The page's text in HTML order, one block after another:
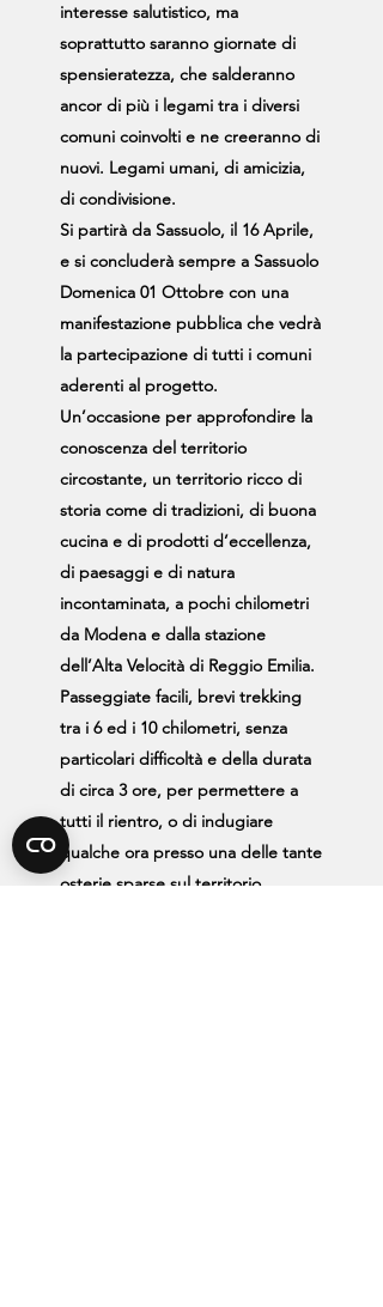
interesse salutistico, ma
soprattutto saranno giornate di
spensieratezza, che salderanno
ancor di più i legami tra i diversi
comuni coinvolti e ne creeranno di
nuovi. Legami umani, di amicizia,
di condivisione.
Si partirà da Sassuolo, il 16 Aprile,
e si concluderà sempre a Sassuolo
Domenica 01 Ottobre con una
manifestazione pubblica che vedrà
la partecipazione di tutti i comuni
aderenti al progetto.
Un’occasione per approfondire la
conoscenza del territorio
circostante, un territorio ricco di
storia come di tradizioni, di buona
cucina e di prodotti d’eccellenza,
di paesaggi e di natura
incontaminata, a pochi chilometri
da Modena e dalla stazione
dell’Alta Velocità di Reggio Emilia.
Passeggiate facili, brevi trekking
tra i 6 ed i 10 chilometri, senza
particolari difficoltà e della durata
di circa 3 ore, per permettere a
tutti il rientro, o di indugiare
qualche ora presso una delle tante
osterie sparse sul territorio.